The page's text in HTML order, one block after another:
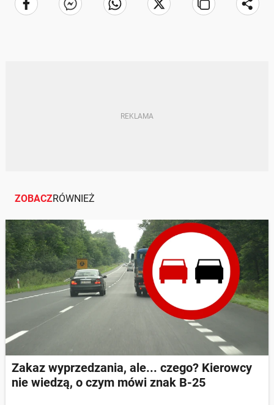
ZOBACZRÓWNIEŻ
Zakaz wyprzedzania, ale... czego? Kierowcy
nie wiedzą, o czym mówi znak B-25